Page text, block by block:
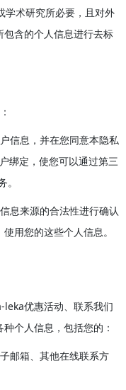
学术研究所必要，且对外
含的个人信息进行去标
信息，并在您同意本隐私
绑定，使您可以通过第三
息来源的合法性进行确认
用您的这些个人信息。
leka优惠活动、联系我们
个人信息，包括您的：
邮箱、其他在线联系方